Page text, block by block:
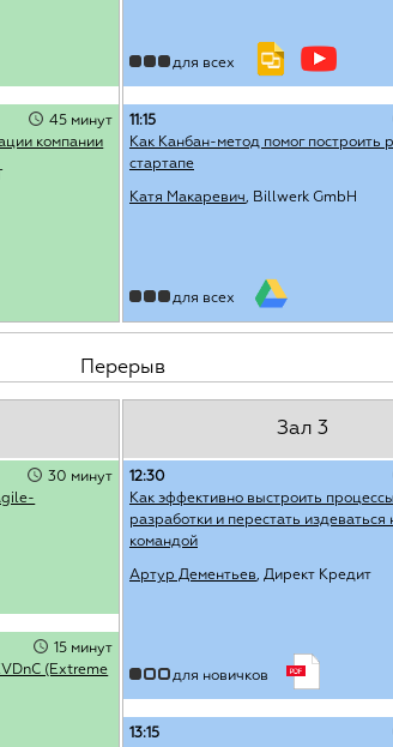
45 минут
компании
для всех
11:15
Как Канбан-метод помог построить
стартапе
Катя Макаревич, Billwerk GmbH
для всех
Перерыв
30 минут
15 минут
(Extreme
Зал 3
12:30
Как эффективно выстроить процессы
разработки и перестать издеваться
командой
Артур Дементьев, Директ Кредит
для новичков
13:15